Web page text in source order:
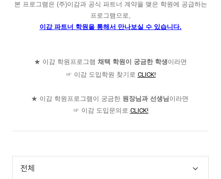
본 프로그램은 (주)이감과 공식 파트너 계약을 맺은 학원에 공급하는
프로그램으로,
이감 파트너 학원을 통해서 만나보실 수 있습니다.
★ 이감 학원프로그램 채택 학원이 궁금한 학생이라면
☞ 이감 도입학원 찾기로 CLICK!
★ 이감 학원프로그램이 궁금한 원장님과 선생님 이라면
☞ 이감 도입문의로 CLICK!
전체